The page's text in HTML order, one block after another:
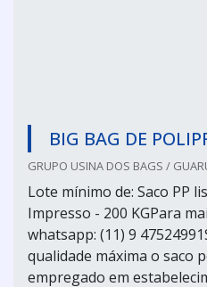
BIG BAG DE
GRUPO USINA DOS BAGS /
Lote mínimo de: Saco PP
Impresso - 200 KGPara
whatsapp: (11) 9
qualidade máxima o saco
empregado em